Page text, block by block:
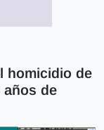
homicidio de
años de